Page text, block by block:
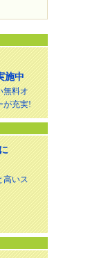
施中
無料オ
が充実!
高いス